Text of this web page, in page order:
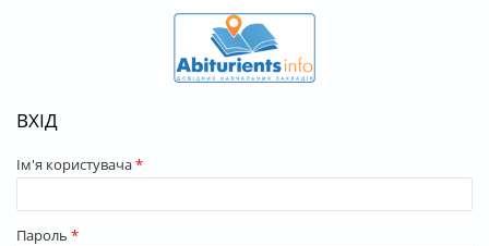
ВХІД
Ім'я користувача*
Пароль *